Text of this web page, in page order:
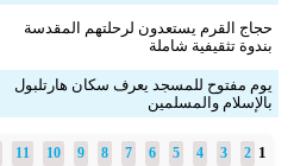
حجاج القرم يستعدون لرحلتهم المقدسة
بندوة تثقيفية شاملة
يوم مفتوح للمسجد يعرف سكان هارتلبول
بالإسلام والمسلمين
1
2
3
4
5
6
7
8
9
10
11